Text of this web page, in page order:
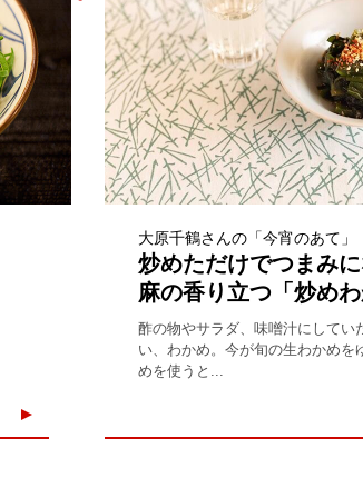
大原千鶴さんの「今宵のあて」
炒めただけでつまみ
麻の香り立つ「炒め
酢の物やサラダ、味噌汁にしてい
い、わかめ。今が旬の生わかめを
めを使うと...